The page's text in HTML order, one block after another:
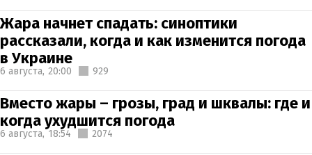
Жара начнет спадать: синоптики
рассказали, когда и как изменится погода
в Украине
6 августа, 20:00 929
Вместо жары – грозы, град и шквалы: где и
когда ухудшится погода
6 августа, 18:54 2074